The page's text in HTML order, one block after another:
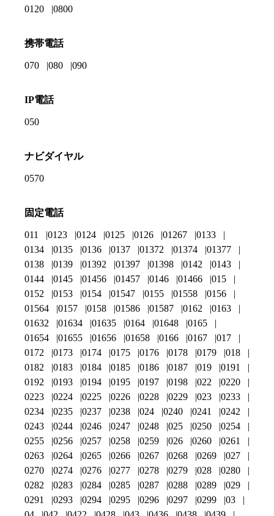
0120 0800
携帯電話
070 080 090
IP電話
050
ナビダイヤル
0570
固定電話
011 0123 0124 0125 0126 01267
0133
0134
0135 0136 0137 01372 01374
01377
0138
0139 01392 01397 01398 0142
0143
0144
0145 01456 01457 0146 01466
015
0152
0153 0154 01547 0155 01558
0156
01564
0157 0158 01586 01587 0162
0163
01632
01634 01635 0164 01648
0165
01654
01655 01656 01658 0166 0167
017
0172
0173 0174 0175 0176 0178 0179
018
0182
0183 0184 0185 0186 0187 019
0191
0192
0193 0194 0195 0197 0198 022
0220
0223
0224 0225 0226 0228 0229 023
0233
0234
0235 0237 0238 024 0240 0241
0242
0243
0244 0246 0247 0248 025 0250
0254
0255
0256 0257 0258 0259 026 0260
0261
0263
0264 0265 0266 0267 0268 0269
027
0270
0274 0276 0277 0278 0279 028
0280
0282
0283 0284 0285 0287 0288 0289
029
0291
0293 0294 0295 0296 0297 0299
03